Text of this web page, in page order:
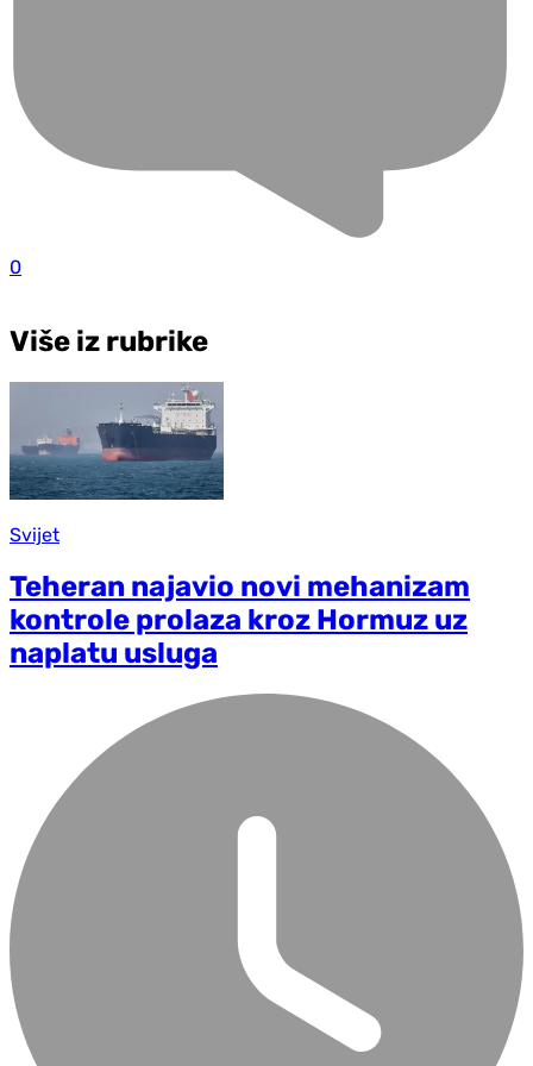
0
Više iz rubrike
Svijet
Teheran najavio novi mehanizam
kontrole prolaza kroz Hormuz uz
naplatu usluga